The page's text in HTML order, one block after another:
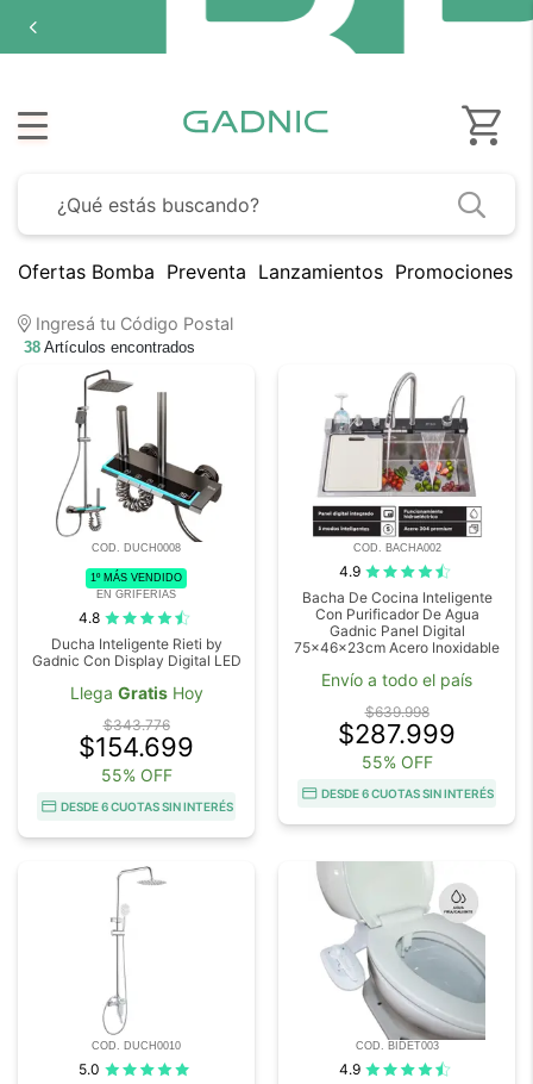
Ofertas Bomba Preventa Lanzamientos Promociones
Ingresá tu Código Postal
38 Artículos encontrados
COD. DUCH0008
1º MÁS VENDIDO
EN GRIFERIAS
4.8
Ducha Inteligente Rieti by
Gadnic Con Display Digital LED
Llega GratisHoy
$343.776
$154.699
55% OFF
DESDE 6 CUOTAS SIN INTERÉS
COD. BACHA002
4.9
Bacha De Cocina Inteligente
Con Purificador De Agua
Gadnic Panel Digital
75x46x23cm Acero Inoxidable
Envío a todo el país
$639.998
$287.999
55% OFF
DESDE 6 CUOTAS SIN INTERÉS
COD. DUCH0010
5.0
COD. BIDET003
4.9